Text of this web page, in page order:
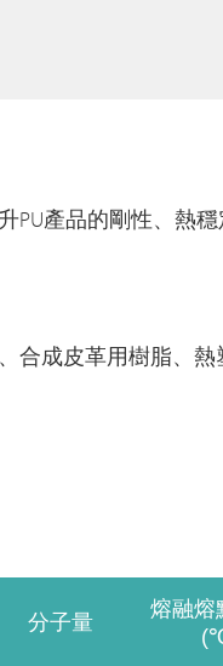
產品的剛性、熱
成皮革用樹脂、
分子量
熔融熔